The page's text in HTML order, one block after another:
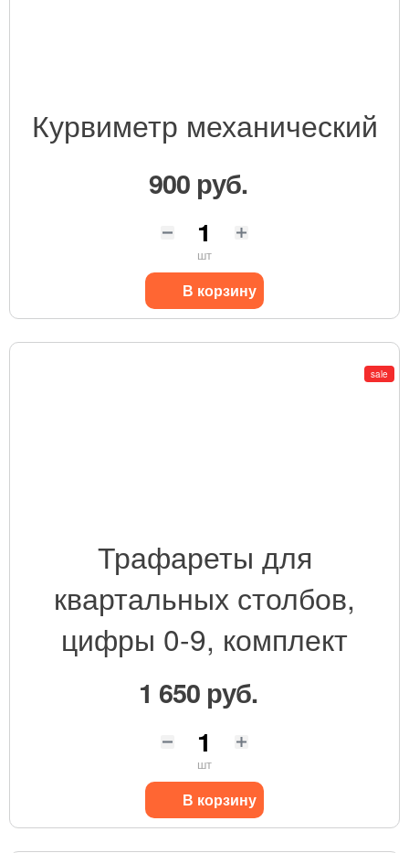
Курвиметр механический
900 руб.
шт
В корзину
sale
Трафареты для
квартальных столбов,
цифры 0-9, комплект
1 650 руб.
шт
В корзину